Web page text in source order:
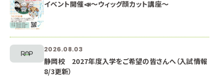
イベント開催📣～ウィッグ顔カット講座～
2026.08.03
静岡校 2027年度入学をご希望の皆さんへ（入試情報
8/3更新）